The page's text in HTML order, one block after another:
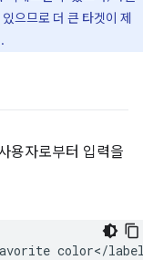
으므로 더 큰 타겟이 제
용자로부터 입력을
color</